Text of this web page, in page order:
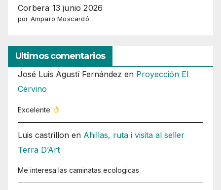
Corbera 13 junio 2026
por Amparo Moscardó
Ultimos comentarios
José Luis Agustí Fernández en Proyección El
Cervino
Excelente
Luis castrillon en Ahillas, ruta i visita al seller
Terra D’Art
Me interesa las caminatas ecologicas